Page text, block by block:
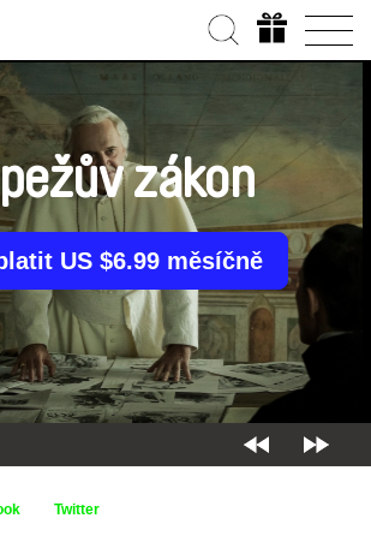
zákon
US $6.99 měsíčně
Twitter